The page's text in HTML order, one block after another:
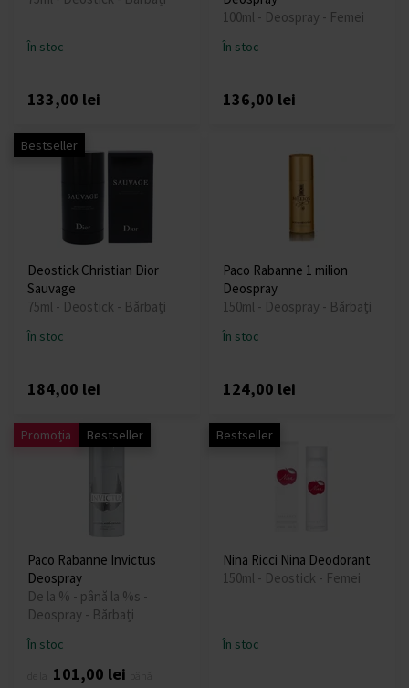
În stoc
133,00 lei
100ml - Deospray - Femei
În stoc
136,00 lei
Bestseller
Deostick Christian Dior
Sauvage
75ml - Deostick - Bărbați
În stoc
184,00 lei
Paco Rabanne 1 milion
Deospray
150ml - Deospray - Bărbați
În stoc
124,00 lei
Promoția Bestseller
Paco Rabanne Invictus
Deospray
De la % - până la %s -
Deospray - Bărbați
În stoc
101,00 lei
Bestseller
Nina Ricci Nina Deodorant
150ml - Deostick - Femei
În stoc